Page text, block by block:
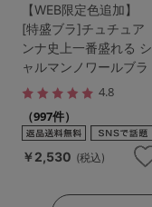
【WEB限定色追加】
[特盛ブラ]チュチュア
ンナ史上一番盛れる シ
ャルマンノワールブラ
4.8
（997件）
￥2,530 (税込)